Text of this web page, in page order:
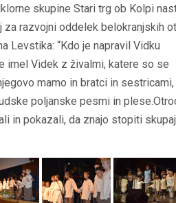
skupine Stari trg ob Kolpi
razvojni oddelek belokranjskih
Levstika: “Kdo je napravil Vidku
imel Videk z živalmi, katere so se
mamo in bratci in
poljanske pesmi in
in pokazali, da znajo stopiti